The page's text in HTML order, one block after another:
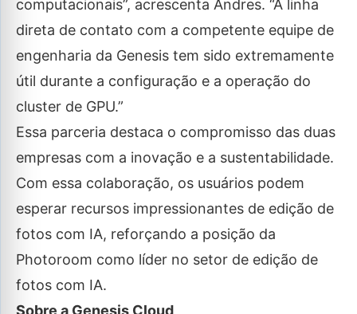
computacionais”, acrescenta Andres. “A linha
direta de contato com a competente equipe de
engenharia da Genesis tem sido extremamente
útil durante a configuração e a operação do
cluster de GPU.”
Essa parceria destaca o compromisso das duas
empresas com a inovação e a sustentabilidade.
Com essa colaboração, os usuários podem
esperar recursos impressionantes de edição de
fotos com IA, reforçando a posição da
Photoroom como líder no setor de edição de
fotos com IA.
Sobre a Genesis Cloud